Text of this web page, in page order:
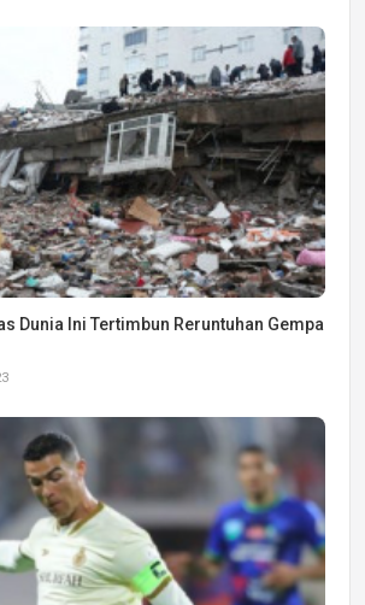
Dunia Ini Tertimbun Reruntuhan Gempa